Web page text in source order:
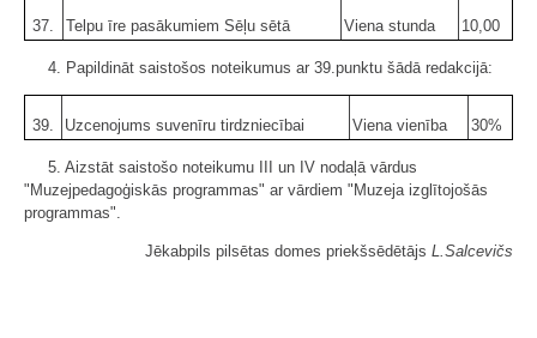
37. Telpu īre pasākumiem Sēļu sētā Viena stunda 10,00
4. Papildināt saistošos noteikumus ar 39.punktu šādā redakcijā:
39. Uzcenojums suvenīru tirdzniecībai Viena vienība 30%
5. Aizstāt saistošo noteikumu III un IV nodaļā vārdus
"Muzejpedagoģiskās programmas" ar vārdiem "Muzeja izglītojošās
programmas".
Jēkabpils pilsētas domes priekšsēdētājs L.Salcevičs